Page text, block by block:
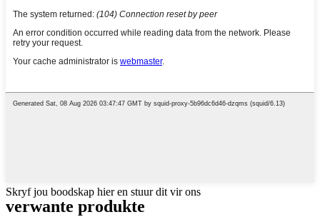
Skryf jou boodskap hier en stuur dit vir ons
verwante produkte